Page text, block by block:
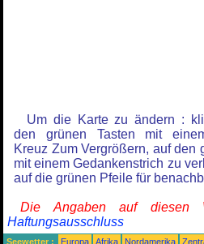
Um die Karte zu ändern :
den grünen Tasten mit
Kreuz Zum Vergrößern, auf den
mit einem Gedankenstrich zu
auf die grünen Pfeile für
Die Angaben auf diesen
Haftungsausschluss
Seewetter : Europa Afrika Nordamerika